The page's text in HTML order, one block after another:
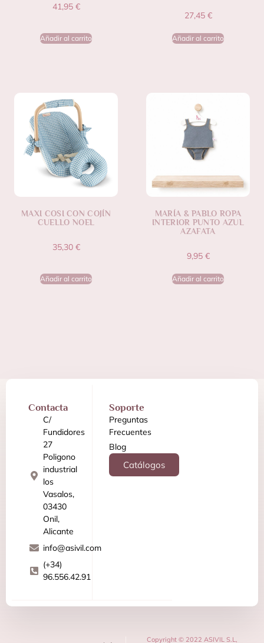
41,95 €
Añadir al carrito
27,45 €
Añadir al carrito
MAXI COSI CON COJÍN
CUELLO NOEL
35,30 €
Añadir al carrito
MARÍA & PABLO ROPA
INTERIOR PUNTO AZUL
AZAFATA
9,95 €
Añadir al carrito
Contacta
C/
Fundidores
27
Poligono
industrial
los
Vasalos,
03430
Onil,
Alicante
info@asivil.com
(+34)
96.556.42.91
Soporte
Preguntas
Frecuentes
Blog
Catálogos
Copyright © 2022 ASIVIL S.L,